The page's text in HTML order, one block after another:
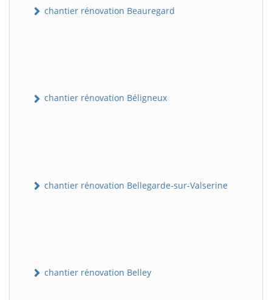
chantier rénovation Beauregard
chantier rénovation Béligneux
chantier rénovation Bellegarde-sur-Valserine
chantier rénovation Belley